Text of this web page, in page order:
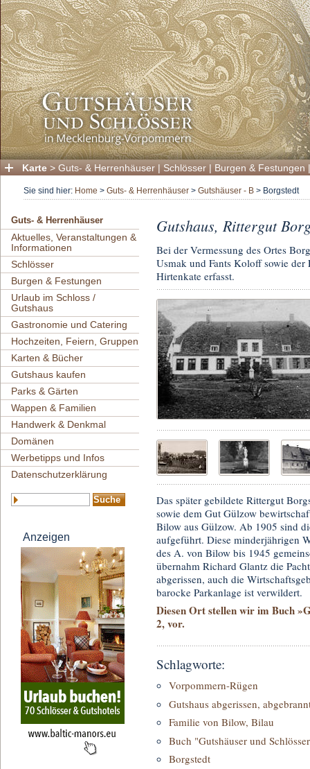
Karte > Guts- & Herrenhäuser | Schlösser | Burgen & Festungen
Sie sind hier: Home > Guts- & Herrenhäuser > Gutshäuser - B > Borgstedt
Guts- & Herrenhäuser
Aktuelles, Veranstaltungen &
Informationen
Schlösser
Burgen & Festungen
Urlaub im Schloss /
Gutshaus
Gastronomie und Catering
Hochzeiten, Feiern, Gruppen
Karten & Bücher
Gutshaus kaufen
Parks & Gärten
Wappen & Familien
Handwerk & Denkmal
Domänen
Werbetipps und Infos
Datenschutzerklärung
Anzeigen
Gutshaus, Rittergut
Bei der Vermessung des Ortes
Usmak und Fants Koloff sowie
Hirtenkate erfasst.
Das später gebildete Rittergut
sowie dem Gut Gülzow
Bilow aus Gülzow. Ab 1905 sind
aufgeführt. Diese minderjährigen
des A. von Bilow bis 1945
übernahm Richard Glantz die
abgerissen, auch die
barocke Parkanlage ist verwildert.
Diesen Ort stellen wir im Buch
2, vor.
Schlagworte:
Vorpommern-Rügen
Gutshaus abgerissen,
Familie von Bilow, Bilau
Buch "Gutshäuser und
Borgstedt